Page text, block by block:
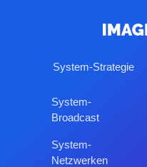
System-Strategie
System-
Broadcast
System-
Netzwerken